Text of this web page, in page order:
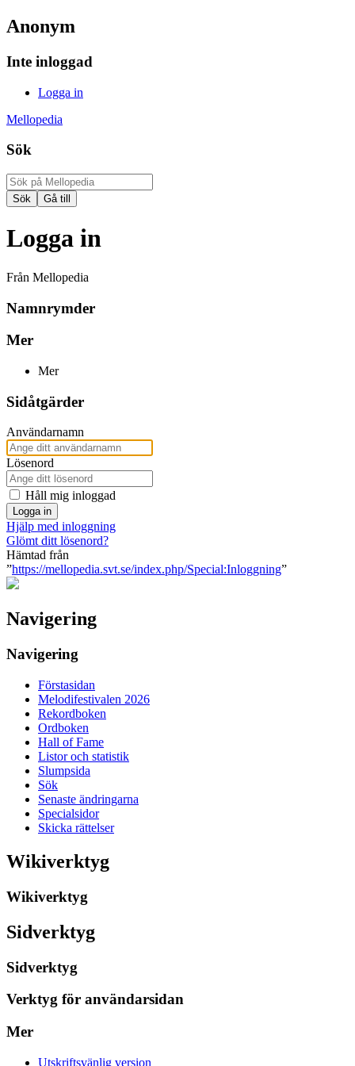
Anonym
Inte inloggad
Logga in
Mellopedia
Sök
Logga in
Från Mellopedia
Namnrymder
Mer
Mer
Sidåtgärder
Användarnamn
Lösenord
Håll mig inloggad
Logga in
Hjälp med inloggning
Glömt ditt lösenord?
Hämtad från
”https://mellopedia.svt.se/index.php/Special:Inloggning”
Navigering
Navigering
Förstasidan
Melodifestivalen 2026
Rekordboken
Ordboken
Hall of Fame
Listor och statistik
Slumpsida
Sök
Senaste ändringarna
Specialsidor
Skicka rättelser
Wikiverktyg
Wikiverktyg
Sidverktyg
Sidverktyg
Verktyg för användarsidan
Mer
Utskriftsvänlig version